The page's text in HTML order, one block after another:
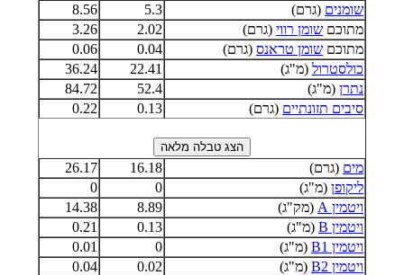
שומנים (גרם) 5.3
8.56
מתוכם שומן רווי (גרם) 2.02
3.26
מתוכם שומן טראנס (גרם) 0.04
0.06
כולסטרול (מ"ג) 22.41
36.24
נתרן (מ"ג) 52.4
84.72
סיבים תזונתיים (גרם) 0.13
0.22
מים (גרם) 16.18
26.17
ליקופן (מ"ג) 0
0
ויטמין A
(מק"ג) 8.89
14.38
ויטמין B
(מ"ג) 0.13
0.21
ויטמין B1
(מ"ג) 0
0.01
ויטמין B2
(מ"ג) 0.02
0.04